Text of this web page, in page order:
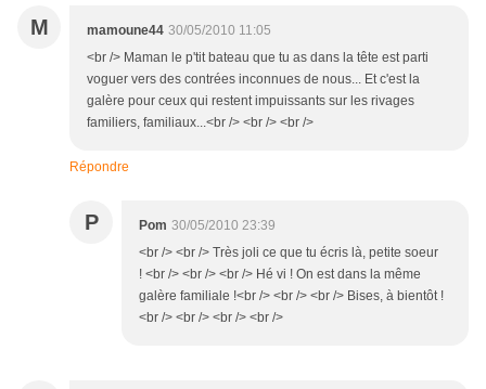
M mamoune44 30/05/2010 11:05
<br /> Maman le p'tit bateau que tu as dans la tête est parti
voguer vers des contrées inconnues de nous... Et c'est la
galère pour ceux qui restent impuissants sur les rivages
familiers, familiaux...<br /> <br /> <br />
Répondre
P Pom 30/05/2010 23:39
<br /> <br /> Très joli ce que tu écris là, petite soeur
! <br /> <br /> <br /> Hé vi ! On est dans la même
galère familiale !<br /> <br /> <br /> Bises, à bientôt !
<br /> <br /> <br /> <br />